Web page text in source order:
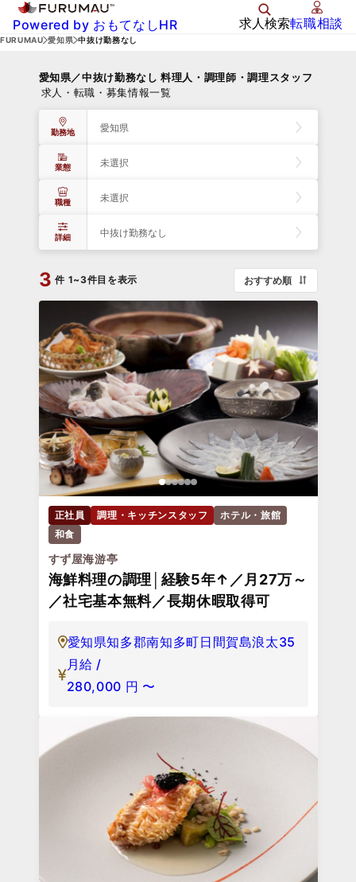
Powered by おもてなしHR 求人検索転職相談
FURUMAU 愛知県 中抜け勤務なし
愛知県／中抜け勤務なし 料理人・調理師・調理スタッフ
求人・転職・募集情報一覧
勤務地 愛知県
業態 未選択
職種 未選択
詳細 中抜け勤務なし
3 件 1~3件目を表示 おすすめ順
正社員 調理・キッチンスタッフ
ホテル・旅館
和食
すず屋海游亭
海鮮料理の調理│経験5年↑／月27万～
／社宅基本無料／長期休暇取得可
愛知県知多郡南知多町日間賀島浪太35
月給 /
280,000 円 〜